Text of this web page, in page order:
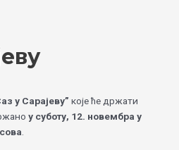
у Сарајеву” које ће држати
у суботу, 12. новембра у